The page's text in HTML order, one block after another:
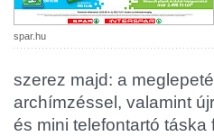
spar.hu
szerez majd: a
archímzéssel, valamint
és mini telefontartó